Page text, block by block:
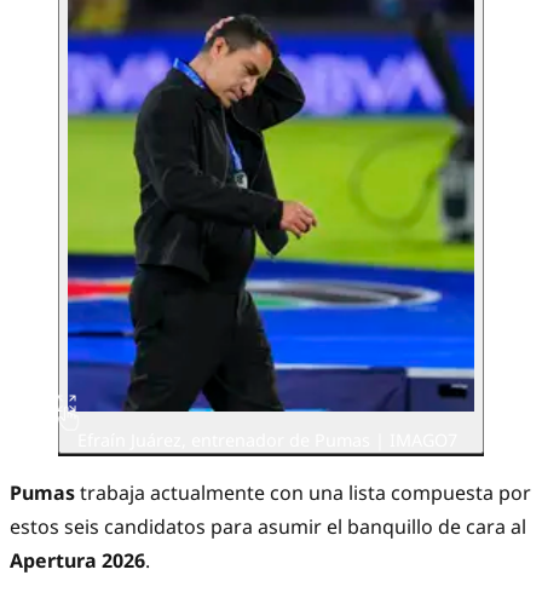
Pumastrabaja actualmente con una lista compuesta por
estos seis candidatos para asumir el banquillo de cara al
Apertura 2026.